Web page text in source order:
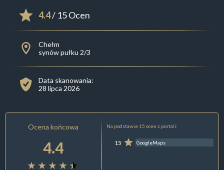
4.4/ 15 Ocen
Chełm
synów pułku 2/3
Data skanowania:
28 lipca 2026
Ocena końcowa
4.4
Na podstawie 15 ocen z portali:
15 GoogleMaps